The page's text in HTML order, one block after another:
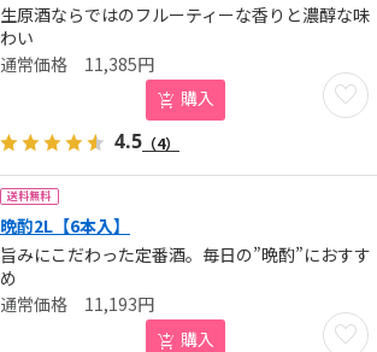
生原酒ならではのフルーティーな香りと濃醇な味
わい
お気
11,385円
購入
4.5 （4）
送料無料
晩酌2L【6本入】
旨みにこだわった定番酒。毎日の”晩酌”におすす
め
お気
11,193円
購入